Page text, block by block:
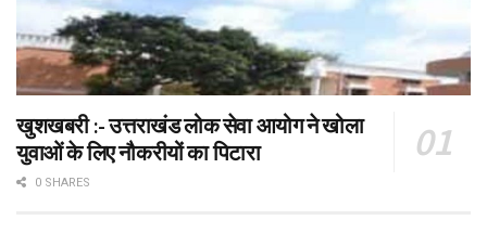
खुशखबरी :- उत्तराखंड लोक सेवा आयोग ने खोला
युवाओं के लिए नौकरीयों का पिटारा
0 SHARES